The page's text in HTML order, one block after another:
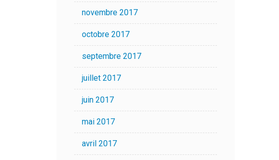
novembre 2017
octobre 2017
septembre 2017
juillet 2017
juin 2017
mai 2017
avril 2017